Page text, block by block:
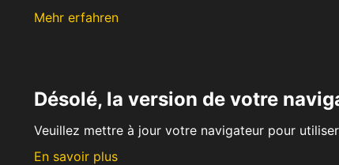
Mehr erfahren
Désolé, la version de votre
Veuillez mettre à jour votre navigateur pour
En savoir plus